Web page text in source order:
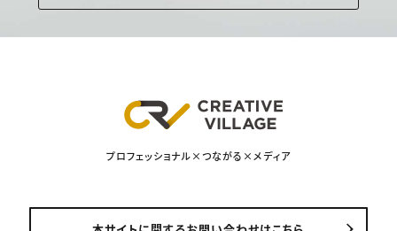
プロフェッショナル×つながる×メディア